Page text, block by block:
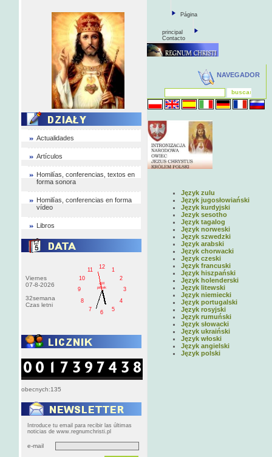
Actualidades
Artículos
Homilías, conferencias, textos en
forma sonora
Homilías, conferencias en forma
vídeo
Libros
Viernes
07-8-2026
32semana
Czas letni
1
2
3
4
5
6
7
8
9
10
11
12
AM
pištek
obecnych:135
Introduce tu email para recibir las últimas
noticias de www.regnumchristi.pl
e-mail
Página
principal
Contacto
NAVEGADOR
Język zulu
Język jugosłowiański
Język kurdyjski
Jezyk sesotho
Język tagalog
Język norweski
Język szwedzki
Język arabski
Język chorwacki
Język czeski
Język francuski
Język hiszpański
Język holenderski
Język litewski
Język niemiecki
Język portugalski
Język rosyjski
Język rumuński
Język słowacki
Język ukraiński
Język włoski
Język angielski
Język polski